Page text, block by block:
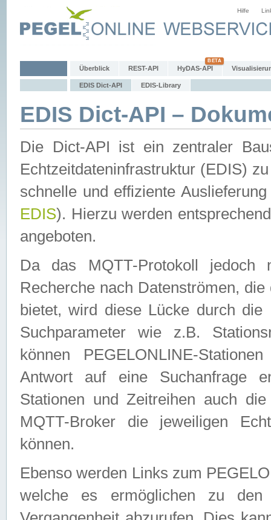
Hilfe
Überblick REST-API HyDAS-API
EDIS Dict-API EDIS-Library
EDIS Dict-API –
Die Dict-API ist ein zentraler
Echtzeitdateninfrastruktur (EDIS)
schnelle und effiziente
EDIS). Hierzu werden
angeboten.
Da das MQTT-Protokoll jedoch
Recherche nach Datenströmen,
bietet, wird diese Lücke durch die
Suchparameter wie z.B.
können PEGELONLINE-
Antwort auf eine Suchanfrage
Stationen und Zeitreihen auch
MQTT-Broker die jeweiligen
können.
Ebenso werden Links zum
welche es ermöglichen zu den